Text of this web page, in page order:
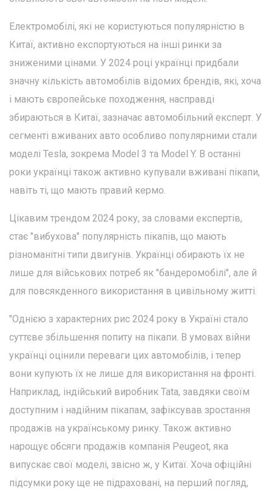
Електромобілі, які не користуються популярністю в
Китаї, активно експортуються на інші ринки за
зниженими цінами. У 2024 році українці придбали
значну кількість автомобілів відомих брендів, які, хоча
і мають європейське походження, насправді
збираються в Китаї, зазначає автомобільний експерт. У
сегменті вживаних авто особливо популярними стали
моделі Tesla, зокрема Model 3 та Model Y. В останні
роки українці також активно купували вживані пікапи,
навіть ті, що мають правий кермо.
Цікавим трендом 2024 року, за словами експертів,
стає "вибухова" популярність пікапів, що мають
різноманітні типи двигунів. Українці обирають їх не
лише для військових потреб як "бандеромобілі", але й
для повсякденного використання в цивільному житті.
"Однією з характерних рис 2024 року в Україні стало
суттєве збільшення попиту на пікапи. В умовах війни
українці оцінили переваги цих автомобілів, і тепер
вони купують їх не лише для використання на фронті.
Наприклад, індійський виробник Tata, завдяки своїм
доступним і надійним пікапам, зафіксував зростання
продажів на українському ринку. Також активно
нарощує обсяги продажів компанія Peugeot, яка
випускає свої моделі, звісно ж, у Китаї. Хоча офіційні
підсумки року ще не підраховані, на перший погляд,